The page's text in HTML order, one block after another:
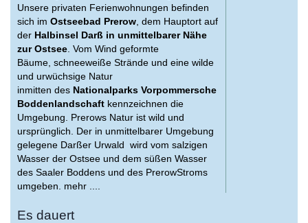
Unsere privaten Ferienwohnungen befinden
sich im Ostseebad Prerow , dem Hauptort auf
der Halbinsel Darß in unmittelbarer Nähe
zur Ostsee . Vom Wind geformte
Bäume, schneeweiße Strände und eine wilde
und urwüchsige Natur
inmitten des Nationalparks Vorpommersche
Boddenlandschaft kennzeichnen die
Umgebung. Prerows Natur ist wild und
ursprünglich. Der in unmittelbarer Umgebung
gelegene Darßer Urwald wird vom salzigen
Wasser der Ostsee und dem süßen Wasser
des Saaler Boddens und des PrerowStroms
umgeben. mehr ....
Es dauert